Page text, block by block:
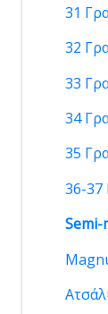
31
32
33
34
35
36-37